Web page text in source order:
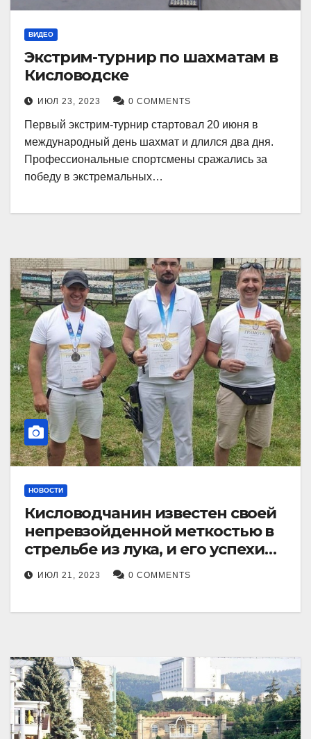
ВИДЕО
Экстрим-турнир по шахматам в
Кисловодске
ИЮЛ 23, 2023 0 COMMENTS
Первый экстрим-турнир стартовал 20 июня в
международный день шахмат и длился два дня.
Профессиональные спортсмены сражались за
победу в экстремальных…
НОВОСТИ
Кисловодчанин известен своей
непревзойденной меткостью в
стрельбе из лука, и его успехи
прославили его в
Ставропольском крае.
ИЮЛ 21, 2023 0 COMMENTS